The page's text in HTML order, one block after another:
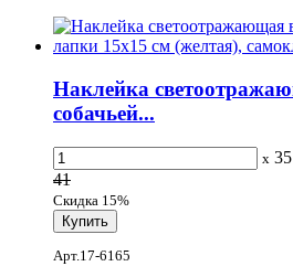
Наклейка
собачьей...
x 35
41
Скидка 15%
Арт.17-6165